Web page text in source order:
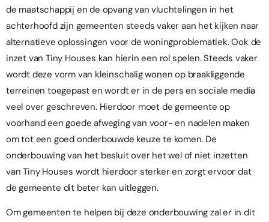
de maatschappij en de opvang van vluchtelingen in het
achterhoofd zijn gemeenten steeds vaker aan het kijken naar
alternatieve oplossingen voor de woningproblematiek. Ook de
inzet van Tiny Houses kan hierin een rol spelen. Steeds vaker
wordt deze vorm van kleinschalig wonen op braakliggende
terreinen toegepast en wordt er in de pers en sociale media
veel over geschreven. Hierdoor moet de gemeente op
voorhand een goede afweging van voor- en nadelen maken
om tot een goed onderbouwde keuze te komen. De
onderbouwing van het besluit over het wel of niet inzetten
van Tiny Houses wordt hierdoor sterker en zorgt ervoor dat
de gemeente dit beter kan uitleggen.
Om gemeenten te helpen bij deze onderbouwing zal er in dit